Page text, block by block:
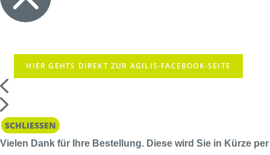
HIER GEHTS DIREKT ZUR AGILIS-FACEBOOK-SEITE
SCHLIESSEN
Vielen Dank für Ihre Bestellung. Diese wird Sie in Kürze per